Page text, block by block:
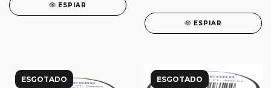
ESPIAR
ESPIAR
ESGOTADO ESGOTADO